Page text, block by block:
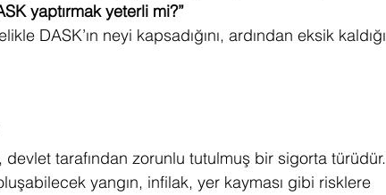
yaptırmak yeterli mi?”
DASK’ın neyi kapsadığını, ardından eksik kaldığı
, devlet tarafından zorunlu tutulmuş bir sigorta türüdür.
yangın, infilak, yer kayması gibi risklere